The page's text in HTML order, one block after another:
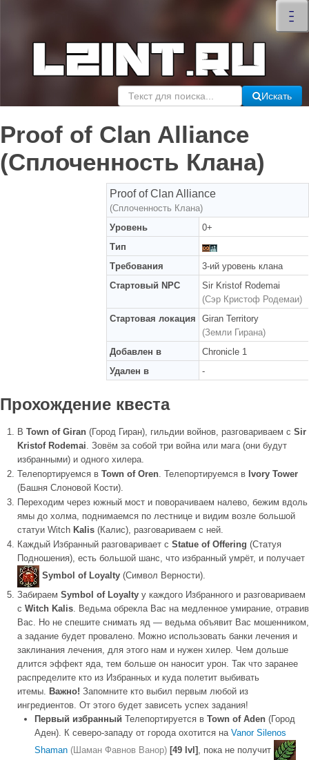
–
–
–
×
Искать
Proof of Clan Alliance
(Сплоченность Клана)
Proof of Clan Alliance
(Сплоченность Клана)
Уровень
0+
Тип
Требования
3-ий уровень клана
Стартовый NPC
Sir Kristof Rodemai
(Сэр Кристоф Родемаи)
Стартовая локация
Giran Territory
(Земли Гирана)
Добавлен в
Chronicle 1
Удален в
-
Прохождение квеста
В Town of Giran (Город Гиран), гильдии войнов, разговариваем с Sir
Kristof Rodemai. Зовём за собой три война или мага (они будут
избранными) и одного хилера.
Телепортируемся в Town of Oren. Телепортируемся в Ivory Tower
(Башня Слоновой Кости).
Переходим через южный мост и поворачиваем налево, бежим вдоль
ямы до холма, поднимаемся по лестнице и видим возле большой
статуи Witch Kalis (Калис), разговариваем с ней.
Каждый Избранный разговаривает с Statue of Offering (Статуя
Подношения), есть большой шанс, что избранный умрёт, и получает
Symbol of Loyalty (Символ Верности).
Забираем Symbol of Loyalty у каждого Избранного и разговариваем
с Witch Kalis. Ведьма обрекла Вас на медленное умирание, отравив
Вас. Но не спешите снимать яд — ведьма объявит Вас мошенником,
а задание будет провалено. Можно использовать банки лечения и
заклинания лечения, для этого нам и нужен хилер. Чем дольше
длится эффект яда, тем больше он наносит урон. Так что заранее
распределите кто из Избранных и куда полетит выбивать
итемы. Важно! Запомните кто выбил первым любой из
ингредиентов. От этого будет зависеть успех задания!
Первый избранный Телепортируется в Town of Aden (Город
Аден). К северо-западу от города охотится на Vanor Silenos
Shaman (Шаман Фавнов Ванор) [49 lvl] , пока не получит